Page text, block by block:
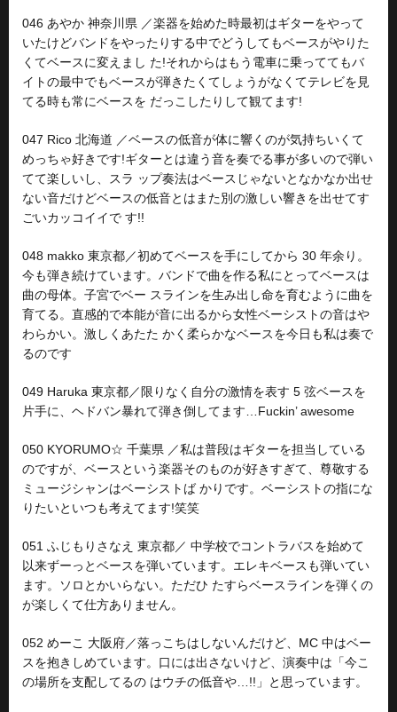
046 あやか 神奈川県 ／楽器を始めた時最初はギターをやって
いたけどバンドをやったりする中でどうしてもベースがやりた
くてベースに変えまし た!それからはもう電車に乗っててもバ
イトの最中でもベースが弾きたくてしょうがなくてテレビを見
てる時も常にベースを だっこしたりして観てます!
047 Rico 北海道 ／ベースの低音が体に響くのが気持ちいくて
めっちゃ好きです!ギターとは違う音を奏でる事が多いので弾い
てて楽しいし、スラ ップ奏法はベースじゃないとなかなか出せ
ない音だけどベースの低音とはまた別の激しい響きを出せてす
ごいカッコイイで す!!
048 makko 東京都／初めてベースを手にしてから 30 年余り。
今も弾き続けています。バンドで曲を作る私にとってベースは
曲の母体。子宮でベー スラインを生み出し命を育むように曲を
育てる。直感的で本能が音に出るから女性ベーシストの音はや
わらかい。激しくあたた かく柔らかなベースを今日も私は奏で
るのです
049 Haruka 東京都／限りなく自分の激情を表す 5 弦ベースを
片手に、ヘドバン暴れて弾き倒してます…Fuckin’ awesome
050 KYORUMO☆ 千葉県 ／私は普段はギターを担当している
のですが、ベースという楽器そのものが好きすぎて、尊敬する
ミュージシャンはベーシストば かりです。ベーシストの指にな
りたいといつも考えてます!笑笑
051 ふじもりさなえ 東京都／ 中学校でコントラバスを始めて
以来ずーっとベースを弾いています。エレキベースも弾いてい
ます。ソロとかいらない。ただひ たすらベースラインを弾くの
が楽しくて仕方ありません。
052 めーこ 大阪府／落っこちはしないんだけど、MC 中はベー
スを抱きしめています。口には出さないけど、演奏中は「今こ
の場所を支配してるの はウチの低音や…!!」と思っています。